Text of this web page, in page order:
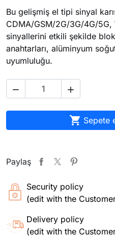
Bu gelişmiş el tipi sinyal
CDMA/GSM/2G/3G/4G/5G,
sinyallerini etkili şekilde
anahtarları, alüminyum
uyumluluğu.
 
 Sepete
Paylaş
Security policy
(edit with the
Delivery policy
(edit with the